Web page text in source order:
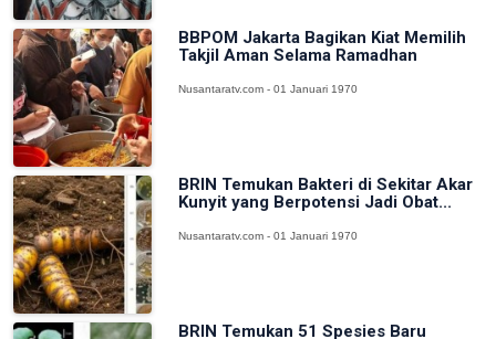
BBPOM Jakarta Bagikan Kiat Memilih
Takjil Aman Selama Ramadhan
Nusantaratv.com - 01 Januari 1970
BRIN Temukan Bakteri di Sekitar Akar
Kunyit yang Berpotensi Jadi Obat...
Nusantaratv.com - 01 Januari 1970
BRIN Temukan 51 Spesies Baru